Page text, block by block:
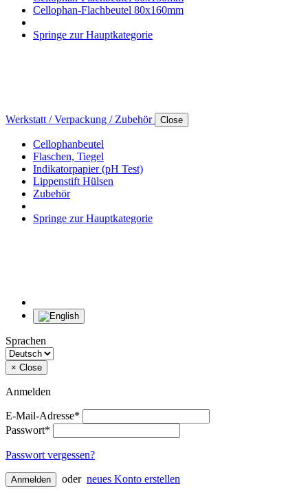
Cellophan-Flachbeutel 80x160mm
Springe zur Hauptkategorie
Werkstatt / Verpackung / Zubehör Close
Cellophanbeutel
Flaschen, Tiegel
Indikatorpapier (pH Test)
Lippenstift Hülsen
Zubehör
Springe zur Hauptkategorie
Sprachen
× Close
Anmelden
E-Mail-Adresse*
Passwort*
Passwort vergessen?
Anmelden oder neues Konto erstellen